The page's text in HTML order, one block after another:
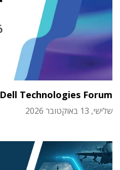
Dell Technologies Forum
שלישי, 13 באוקטובר 2026